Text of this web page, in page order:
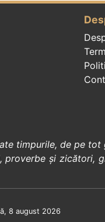
timpurile, de pe tot
,proverbe și zicători,
8 august 2026